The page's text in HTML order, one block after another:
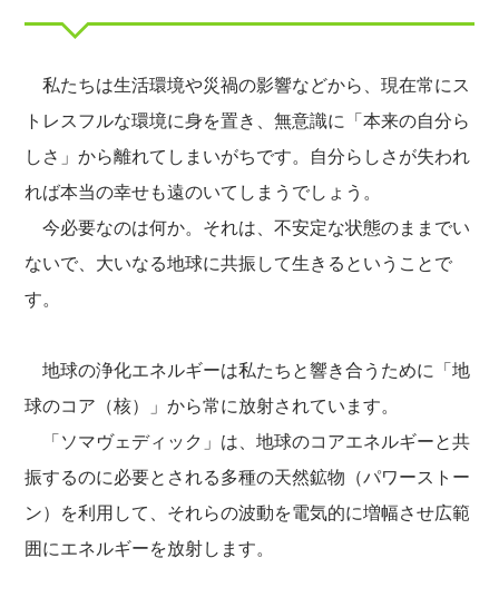
私たちは生活環境や災禍の影響などから、現在常にス
トレスフルな環境に身を置き、無意識に「本来の自分ら
しさ」から離れてしまいがちです。自分らしさが失われ
れば本当の幸せも遠のいてしまうでしょう。
今必要なのは何か。それは、不安定な状態のままでい
ないで、大いなる地球に共振して生きるということで
す。
地球の浄化エネルギーは私たちと響き合うために「地
球のコア（核）」から常に放射されています。
「ソマヴェディック」は、地球のコアエネルギーと共
振するのに必要とされる多種の天然鉱物（パワーストー
ン）を利用して、それらの波動を電気的に増幅させ広範
囲にエネルギーを放射します。